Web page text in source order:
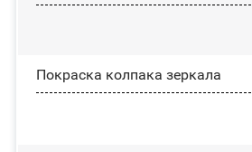
Покраска колпака зеркала